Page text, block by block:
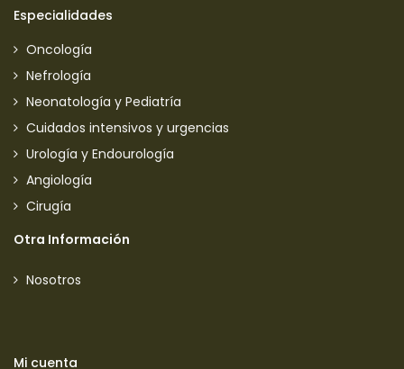
Especialidades
Oncología
Nefrología
Neonatología y Pediatría
Cuidados intensivos y urgencias
Urología y Endourología
Angiología
Cirugía
Otra Información
Nosotros
Mi cuenta